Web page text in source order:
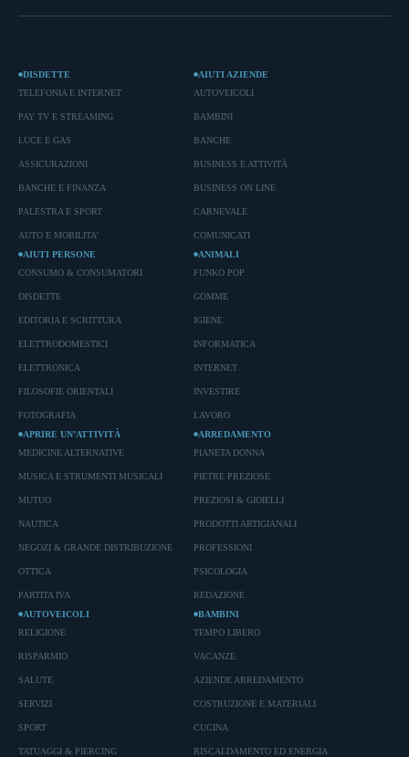
DISDETTE
TELEFONIA E INTERNET
PAY TV E STREAMING
LUCE E GAS
ASSICURAZIONI
BANCHE E FINANZA
PALESTRA E SPORT
AUTO E MOBILITA'
AIUTI AZIENDE
AUTOVEICOLI
BAMBINI
BANCHE
BUSINESS E ATTIVITÀ
BUSINESS ON LINE
CARNEVALE
COMUNICATI
AIUTI PERSONE
CONSUMO & CONSUMATORI
DISDETTE
EDITORIA E SCRITTURA
ELETTRODOMESTICI
ELETTRONICA
FILOSOFIE ORIENTALI
FOTOGRAFIA
ANIMALI
FUNKO POP
GOMME
IGIENE
INFORMATICA
INTERNET
INVESTIRE
LAVORO
APRIRE UN’ATTIVITÀ
MEDICINE ALTERNATIVE
MUSICA E STRUMENTI MUSICALI
MUTUO
NAUTICA
NEGOZI & GRANDE DISTRIBUZIONE
OTTICA
PARTITA IVA
ARREDAMENTO
PIANETA DONNA
PIETRE PREZIOSE
PREZIOSI & GIOIELLI
PRODOTTI ARTIGIANALI
PROFESSIONI
PSICOLOGIA
REDAZIONE
AUTOVEICOLI
RELIGIONE
RISPARMIO
SALUTE
SERVIZI
SPORT
TATUAGGI & PIERCING
BAMBINI
TEMPO LIBERO
VACANZE
AZIENDE ARREDAMENTO
COSTRUZIONE E MATERIALI
CUCINA
RISCALDAMENTO ED ENERGIA